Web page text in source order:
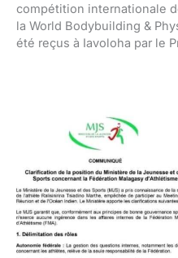
compétition internationale
la World Bodybuilding &
été reçus à Iavoloha par le